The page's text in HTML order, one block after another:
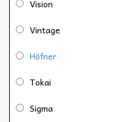
Vision
Vintage
Höfner
Tokai
Sigma